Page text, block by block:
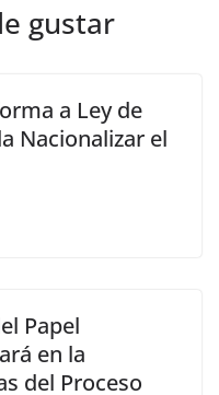
gustar
a Ley de
Nacionalizar el
Papel
en la
del Proceso